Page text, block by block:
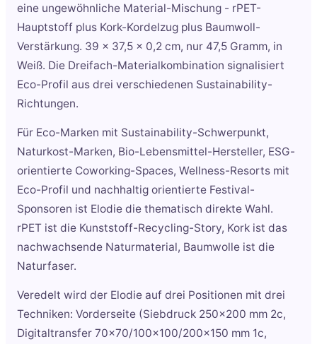
eine ungewöhnliche Material-Mischung - rPET-
Hauptstoff plus Kork-Kordelzug plus Baumwoll-
Verstärkung. 39 x 37,5 x 0,2 cm, nur 47,5 Gramm, in
Weiß. Die Dreifach-Materialkombination signalisiert
Eco-Profil aus drei verschiedenen Sustainability-
Richtungen.
Für Eco-Marken mit Sustainability-Schwerpunkt,
Naturkost-Marken, Bio-Lebensmittel-Hersteller, ESG-
orientierte Coworking-Spaces, Wellness-Resorts mit
Eco-Profil und nachhaltig orientierte Festival-
Sponsoren ist Elodie die thematisch direkte Wahl.
rPET ist die Kunststoff-Recycling-Story, Kork ist das
nachwachsende Naturmaterial, Baumwolle ist die
Naturfaser.
Veredelt wird der Elodie auf drei Positionen mit drei
Techniken: Vorderseite (Siebdruck 250x200 mm 2c,
Digitaltransfer 70x70/100x100/200x150 mm 1c,